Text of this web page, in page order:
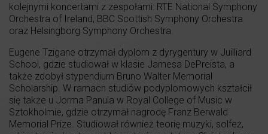
kolejnymi koncertami z zespołami: RTE National Symphony
Orchestra of Ireland, BBC Scottish Symphony Orchestra
oraz Helsingborg Symphony Orchestra.
Eugene Tzigane otrzymał dyplom z dyrygentury w Juilliard
School, gdzie studiował w klasie Jamesa DePreista, a
także zdobył stypendium Bruno Walter Memorial
Scholarship. W ramach studiów podyplomowych kształcił
się także u Jorma Panula w Royal College of Music w
Sztokholmie, gdzie otrzymał nagrodę Franz Berwald
Memorial Prize. Studiował również teorię muzyki, solfeż,